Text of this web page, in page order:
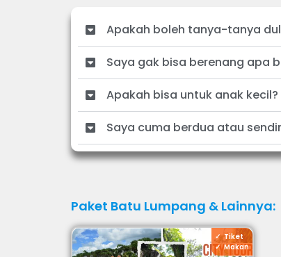
Apakah boleh tanya-tanya
Saya gak bisa berenang apa
Apakah bisa untuk anak kecil?
Saya cuma berdua atau
Paket Batu Lumpang & Lainnya:
Tiket
Makan